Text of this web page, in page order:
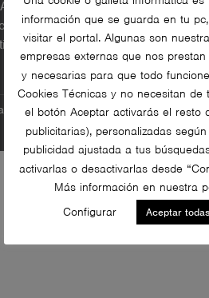
Aviso legal
de privacidad
de cookies
All rights reserved
información que se guarda en tu
visitar el portal. Algunas son
empresas externas que nos
y necesarias para que todo
Cookies Técnicas y no necesitan de
el botón Aceptar activarás el resto
publicitarias), personalizadas
publicidad ajustada a tus
activarlas o desactivarlas desde
Más información en nuestra
Configurar
Aceptar todas